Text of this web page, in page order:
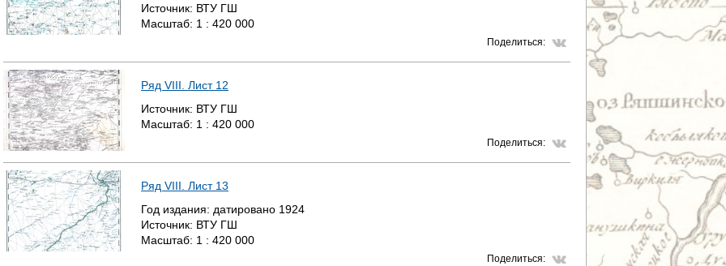
Источник: ВТУ ГШ
Масштаб: 1 : 420 000
Поделиться:
Ряд VIII. Лист 12
Источник: ВТУ ГШ
Масштаб: 1 : 420 000
Поделиться:
Ряд VIII. Лист 13
Год издания: датировано 1924
Источник: ВТУ ГШ
Масштаб: 1 : 420 000
Поделиться: